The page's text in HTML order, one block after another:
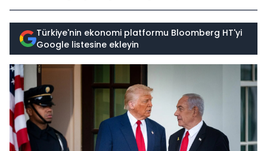
Türkiye'nin ekonomi platformu Bloomberg HT'yi
Google listesine ekleyin